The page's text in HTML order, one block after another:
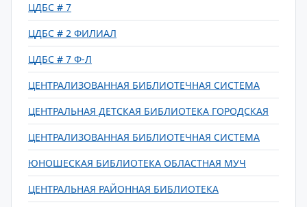
ЦДБС # 7
ЦДБС # 2 ФИЛИАЛ
ЦДБС # 7 Ф-Л
ЦЕНТРАЛИЗОВАННАЯ БИБЛИОТЕЧНАЯ СИСТЕМА
ЦЕНТРАЛЬНАЯ ДЕТСКАЯ БИБЛИОТЕКА ГОРОДСКАЯ
ЦЕНТРАЛИЗОВАННАЯ БИБЛИОТЕЧНАЯ СИСТЕМА
ЮНОШЕСКАЯ БИБЛИОТЕКА ОБЛАСТНАЯ МУЧ
ЦЕНТРАЛЬНАЯ РАЙОННАЯ БИБЛИОТЕКА